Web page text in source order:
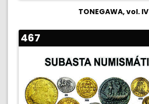
TONEGAWA, vol. IV
467